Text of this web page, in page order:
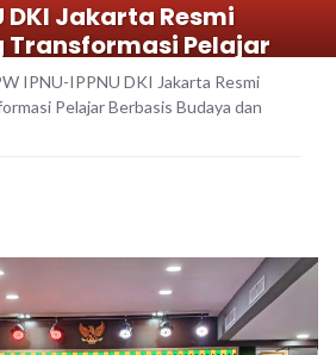
DKI Jakarta Resmi
Transformasi Pelajar
dan Karya
IPNU-IPPNU DKI Jakarta Resmi
Pelajar Berbasis Budaya dan